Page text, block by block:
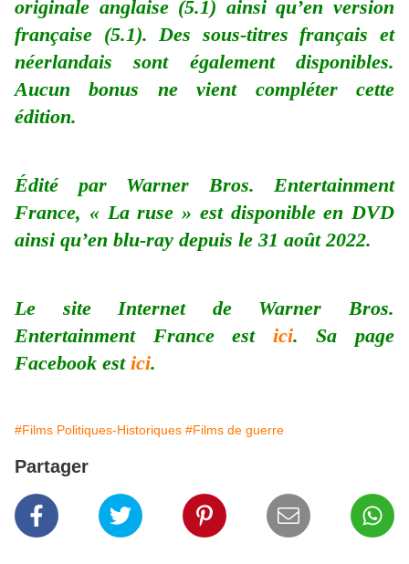
originale anglaise (5.1) ainsi qu’en version
française (5.1). Des sous-titres français et
néerlandais sont également disponibles.
Aucun bonus ne vient compléter cette
édition.
Édité par Warner Bros. Entertainment
France, « La ruse » est disponible en DVD
ainsi qu’en blu-ray depuis le 31 août 2022.
Le site Internet de Warner Bros.
Entertainment France est ici. Sa page
Facebook est ici.
#Films Politiques-Historiques #Films de guerre
Partager